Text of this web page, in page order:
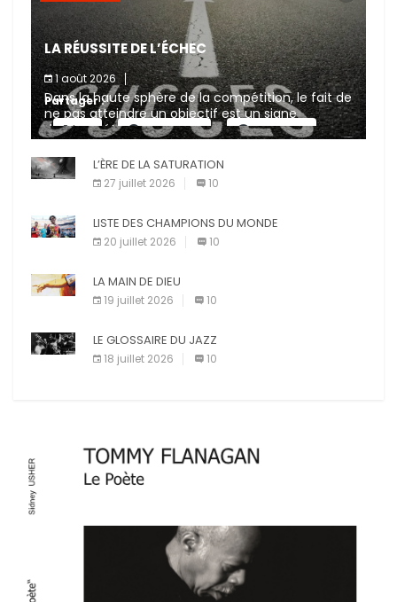
LA RÉUSSITE DE L’ÉCHEC
1 août 2026
Dans la haute sphère de la compétition, le fait de
ne pas atteindre un objectif est un signe
d’incompétence et une source de sanctions
diverses (avertissement, […]
Partager :
X Facebook Pinterest
E-mail Imprimer
L’ÈRE DE LA SATURATION
27 juillet 2026 10
LISTE DES CHAMPIONS DU MONDE
20 juillet 2026 10
LA MAIN DE DIEU
19 juillet 2026 10
LE GLOSSAIRE DU JAZZ
18 juillet 2026 10